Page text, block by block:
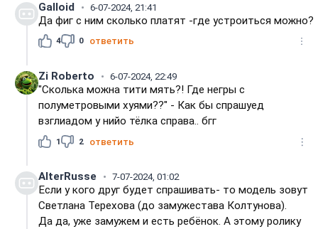
Galloid 6-07-2024, 21:41
Да фиг с ним сколько платят -где устроиться можно?
4 0 ответить
Zi Roberto 6-07-2024, 22:49
"Сколька можна тити мять?! Где негры с
полуметровыми хуями??" - Как бы спрашуед
взглиадом у нийо тёлка справа.. бгг
1 2 ответить
AlterRusse 7-07-2024, 01:02
Если у кого друг будет спрашивать- то модель зовут
Светлана Терехова (до замужестава Колтунова).
Да да, уже замужем и есть ребёнок. А этому ролику